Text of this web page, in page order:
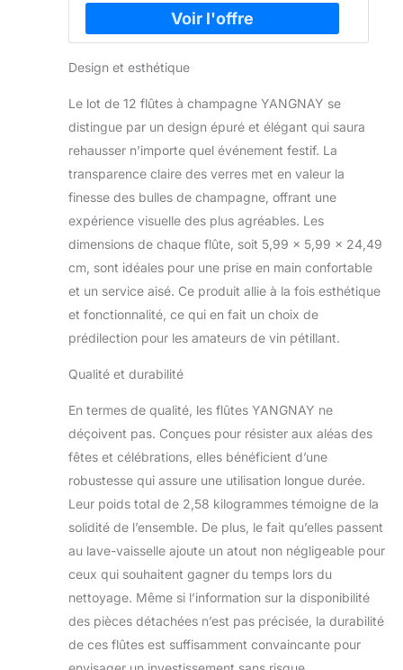
Design et esthétique
Le lot de 12 flûtes à champagne YANGNAY se
distingue par un design épuré et élégant qui saura
rehausser n’importe quel événement festif. La
transparence claire des verres met en valeur la
finesse des bulles de champagne, offrant une
expérience visuelle des plus agréables. Les
dimensions de chaque flûte, soit 5,99 x 5,99 x 24,49
cm, sont idéales pour une prise en main confortable
et un service aisé. Ce produit allie à la fois esthétique
et fonctionnalité, ce qui en fait un choix de
prédilection pour les amateurs de vin pétillant.
Qualité et durabilité
En termes de qualité, les flûtes YANGNAY ne
déçoivent pas. Conçues pour résister aux aléas des
fêtes et célébrations, elles bénéficient d’une
robustesse qui assure une utilisation longue durée.
Leur poids total de 2,58 kilogrammes témoigne de la
solidité de l’ensemble. De plus, le fait qu’elles passent
au lave-vaisselle ajoute un atout non négligeable pour
ceux qui souhaitent gagner du temps lors du
nettoyage. Même si l’information sur la disponibilité
des pièces détachées n’est pas précisée, la durabilité
de ces flûtes est suffisamment convaincante pour